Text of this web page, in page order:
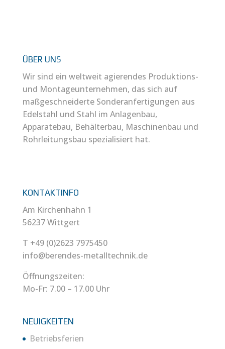
ÜBER UNS
Wir sind ein weltweit agierendes Produktions-
und Montageunternehmen, das sich auf
maßgeschneiderte Sonderanfertigungen aus
Edelstahl und Stahl im Anlagenbau,
Apparatebau, Behälterbau, Maschinenbau und
Rohrleitungsbau spezialisiert hat.
KONTAKTINFO
Am Kirchenhahn 1
56237 Wittgert
T +49 (0)2623 7975450
info@berendes-metalltechnik.de
Öffnungszeiten:
Mo-Fr: 7.00 – 17.00 Uhr
NEUIGKEITEN
Betriebsferien